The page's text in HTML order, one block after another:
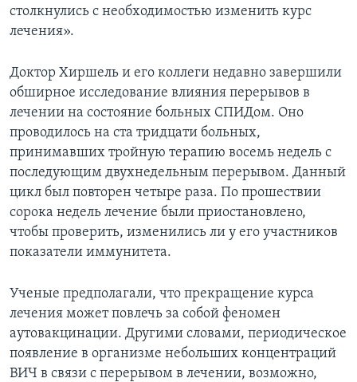
столкнулись с необходимостью изменить курс
лечения».
Доктор Хиршель и его коллеги недавно завершили
обширное исследование влияния перерывов в
лечении на состояние больных СПИДом. Оно
проводилось на ста тридцати больных,
принимавших тройную терапию восемь недель с
последующим двухнедельным перерывом. Данный
цикл был повторен четыре раза. По прошествии
сорока недель лечение были приостановлено,
чтобы проверить, изменились ли у его участников
показатели иммунитета.
Ученые предполагали, что прекращение курса
лечения может повлечь за собой феномен
аутовакцинации. Другими словами, периодическое
появление в организме небольших концентраций
ВИЧ в связи с перерывом в лечении, возможно,